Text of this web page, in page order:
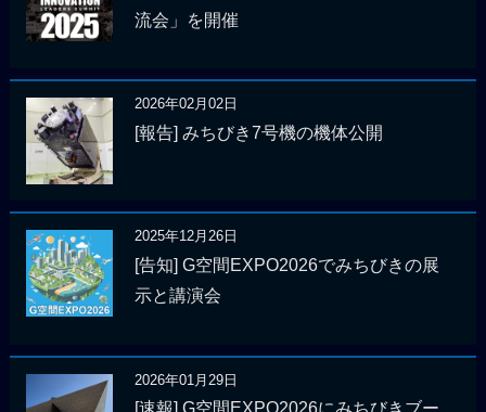
流会」を開催
2026年02月02日
[報告] みちびき7号機の機体公開
2025年12月26日
[告知] G空間EXPO2026でみちびきの展
示と講演会
2026年01月29日